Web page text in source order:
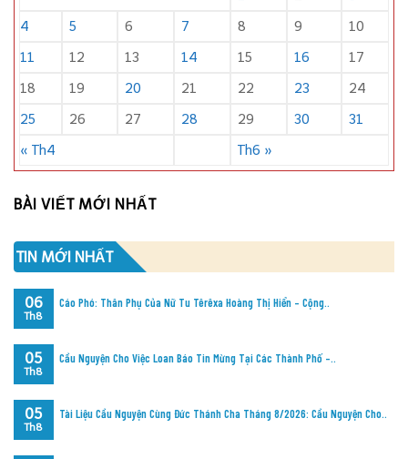
« Th4 Th6 »
4
5 6 7 8 9
10
11
12 13 14 15 16
17
18
19 20 21 22 23
24
25
26 27 28 29 30 31
BÀI VIẾT MỚI NHẤT
TIN MỚI NHẤT
Cáo Phó: Thân Phụ Của Nữ Tu Têrêxa Hoàng Thị Hiển – Cộng..
06
Th8
Cầu Nguyện Cho Việc Loan Báo Tin Mừng Tại Các Thành Phố –..
05
Th8
Tài Liệu Cầu Nguyện Cùng Đức Thánh Cha Tháng 8/2026: Cầu Nguyện Cho..
05
Th8